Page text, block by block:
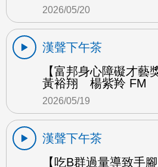
2026/05/20
漢聲下午茶
【富邦身心障礙才藝
黃裕翔 楊紫羚 FM
2026/05/19
漢聲下午茶
【吃B群過量導致手